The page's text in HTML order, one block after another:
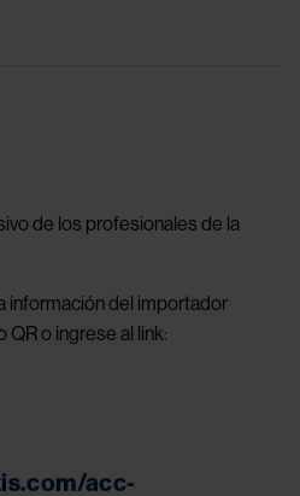
de los profesionales de la
información del importador
o ingrese al link:
acc-